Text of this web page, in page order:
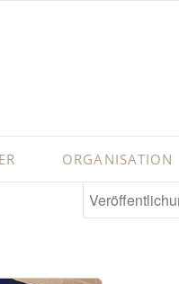
ORGANISATION